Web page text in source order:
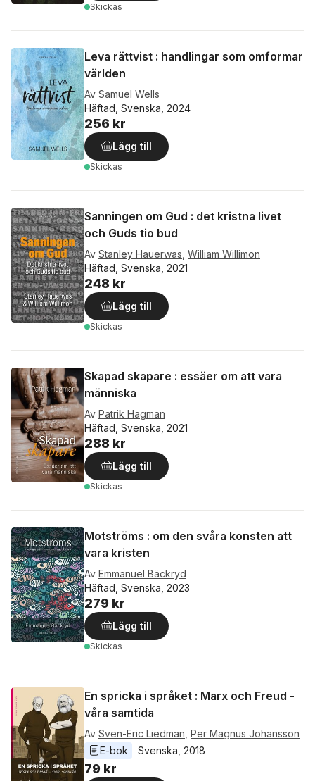
Skickas
Leva rättvist : handlingar som omformar
världen
Av Samuel Wells
Häftad, Svenska, 2024
256 kr
Lägg till
Skickas
Sanningen om Gud : det kristna livet
och Guds tio bud
Av Stanley Hauerwas William Willimon
Häftad, Svenska, 2021
248 kr
Lägg till
Skickas
Skapad skapare : essäer om att vara
människa
Av Patrik Hagman
Häftad, Svenska, 2021
288 kr
Lägg till
Skickas
Motströms : om den svåra konsten att
vara kristen
Av Emmanuel Bäckryd
Häftad, Svenska, 2023
279 kr
Lägg till
Skickas
En spricka i språket : Marx och Freud -
våra samtida
Av Sven-Eric Liedman Per Magnus Johansson
E-bok
Svenska 2018
79 kr